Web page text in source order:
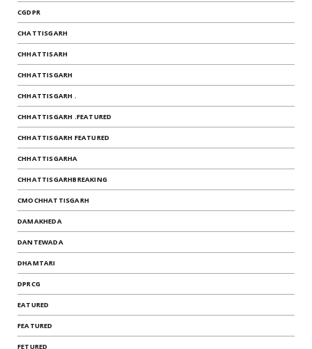
CGDPR
CHATTISGARH
CHHATTISARH
CHHATTISGARH
CHHATTISGARH .
CHHATTISGARH .FEATURED
CHHATTISGARH FEATURED
CHHATTISGARHA
CHHATTISGARHBREAKING
CMOCHHATTISGARH
DAMAKHEDA
DANTEWADA
DHAMTARI
DPRCG
EATURED
FEATURED
FETURED